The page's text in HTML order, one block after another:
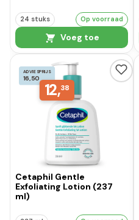
24 stuks Op voorraad
Voeg toe
ADVIESPRIJS
16,50
12,38
Cetaphil Gentle
Exfoliating Lotion (237
ml)